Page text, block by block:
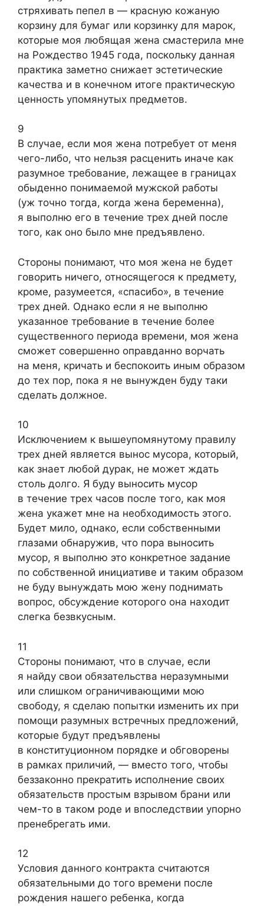
стряхивать пепел в — красную кожаную
корзину для бумаг или корзинку для марок,
которые моя любящая жена смастерила мне
на Рождество 1945 года, поскольку данная
практика заметно снижает эстетические
качества и в конечном итоге практическую
ценность упомянутых предметов.
9
В случае, если моя жена потребует от меня
чего-либо, что нельзя расценить иначе как
разумное требование, лежащее в границах
обыденно понимаемой мужской работы
(уж точно тогда, когда жена беременна),
я выполню его в течение трех дней после
того, как оно было мне предъявлено.
Стороны понимают, что моя жена не будет
говорить ничего, относящегося к предмету,
кроме, разумеется, «спасибо», в течение
трех дней. Однако если я не выполню
указанное требование в течение более
существенного периода времени, моя жена
сможет совершенно оправданно ворчать
на меня, кричать и беспокоить иным образом
до тех пор, пока я не вынужден буду таки
сделать должное.
10
Исключением к вышеупомянутому правилу
трех дней является вынос мусора, который,
как знает любой дурак, не может ждать
столь долго. Я буду выносить мусор
в течение трех часов после того, как моя
жена укажет мне на необходимость этого.
Будет мило, однако, если собственными
глазами обнаружив, что пора выносить
мусор, я выполню это конкретное задание
по собственной инициативе и таким образом
не буду вынуждать мою жену поднимать
вопрос, обсуждение которого она находит
слегка безвкусным.
11
Стороны понимают, что в случае, если
я найду свои обязательства неразумными
или слишком ограничивающими мою
свободу, я сделаю попытки изменить их при
помощи разумных встречных предложений,
которые будут предъявлены
в конституционном порядке и обговорены
в рамках приличий, — вместо того, чтобы
беззаконно прекратить исполнение своих
обязательств простым взрывом брани или
чем-то в таком роде и впоследствии упорно
пренебрегать ими.
12
Условия данного контракта считаются
обязательными до того времени после
рождения нашего ребенка, когда